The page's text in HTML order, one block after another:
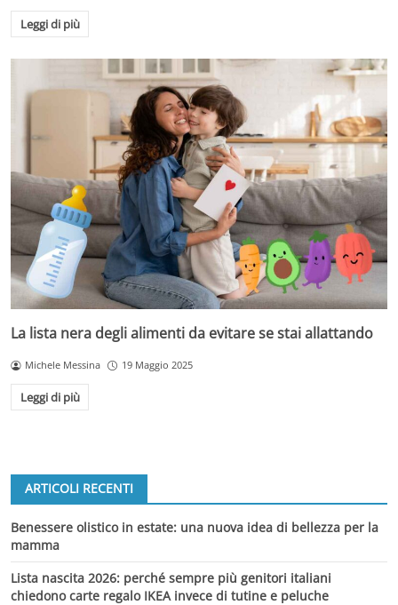
Leggi di più
La lista nera degli alimenti da evitare se stai allattando
Michele Messina 19 Maggio 2025
Leggi di più
ARTICOLI RECENTI
Benessere olistico in estate: una nuova idea di bellezza per la
mamma
Lista nascita 2026: perché sempre più genitori italiani
chiedono carte regalo IKEA invece di tutine e peluche